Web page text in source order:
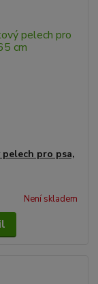
pro psa,
Není skladem